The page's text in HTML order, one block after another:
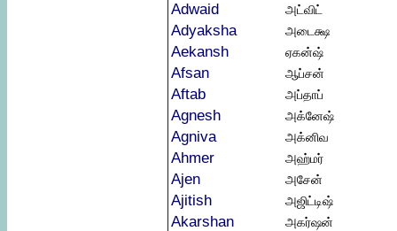
Adwaid அட்விட்
Adyaksha அடைக்ஷ
Aekansh ஏகன்ஷ்
Afsan ஆப்சன்
Aftab அப்தாப்
Agnesh அக்னேஷ்
Agniva அக்னிவ
Ahmer அஹ்மர்
Ajen அசேன்
Ajitish அஜிட்டிஷ்
Akarshan அகர்ஷன்